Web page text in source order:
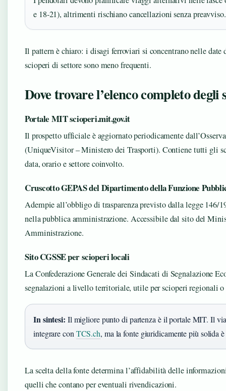
e 18‑21), altrimenti rischiano cancellazioni senza preavviso.
Il pattern è chiaro: i disagi ferroviari si concentrano nelle date
scioperi di settore sono meno frequenti.
Dove trovare l’elenco completo degli
Portale MIT scioperi.mit.gov.it
Il prospetto ufficiale è aggiornato periodicamente
(UniqueVisitor – Ministero dei Trasporti). Contiene tutti gli
data, orario e settore coinvolto.
Cruscotto GEPAS del Dipartimento della Funzione
Adempie all’obbligo di trasparenza previsto dalla legge 146/
nella pubblica amministrazione. Accessibile dal sito del
Amministrazione.
Sito CGSSE per scioperi locali
La Confederazione Generale dei Sindacati di Segnalazione
segnalazioni a livello territoriale, utile per scioperi regionali
In sintesi: Il migliore punto di partenza è il portale MIT. Il
integrare conTCS.ch, ma la fonte giuridicamente più solida
La scelta della fonte determina l’affidabilità delle
quelli che contano per eventuali rivendicazioni.